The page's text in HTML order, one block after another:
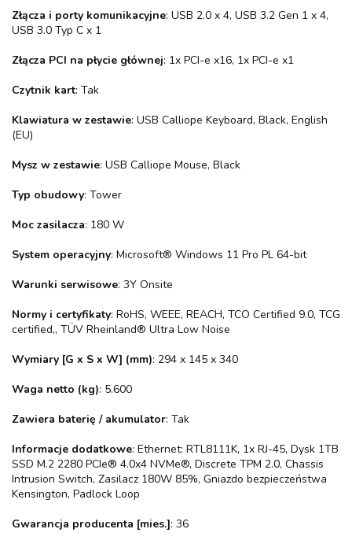
Złącza i porty komunikacyjne: USB 2.0 x 4, USB 3.2 Gen 1 x 4,
USB 3.0 Typ C x 1
Złącza PCI na płycie głównej: 1x PCI-e x16, 1x PCI-e x1
Czytnik kart: Tak
Klawiatura w zestawie: USB Calliope Keyboard, Black, English
(EU)
Mysz w zestawie: USB Calliope Mouse, Black
Typ obudowy: Tower
Moc zasilacza: 180 W
System operacyjny: Microsoft® Windows 11 Pro PL 64-bit
Warunki serwisowe: 3Y Onsite
Normy i certyfikaty: RoHS, WEEE, REACH, TCO Certified 9.0, TCG
certified,, TÜV Rheinland® Ultra Low Noise
Wymiary [G x S x W] (mm): 294 x 145 x 340
Waga netto (kg): 5.600
Zawiera baterię / akumulator: Tak
Informacje dodatkowe: Ethernet: RTL8111K, 1x RJ-45, Dysk 1TB
SSD M.2 2280 PCIe® 4.0x4 NVMe®, Discrete TPM 2.0, Chassis
Intrusion Switch, Zasilacz 180W 85%, Gniazdo bezpieczeństwa
Kensington, Padlock Loop
Gwarancja producenta [mies.]: 36